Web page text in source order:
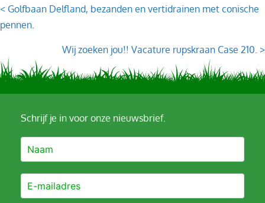
Posts
navigation
< Golfbaan Delfland, bezanden en vertidrainen met conische
pennen.
Wij zoeken jou!! Vacature rupskraan Case 210. >
Schrijf je in voor onze nieuwsbrief.